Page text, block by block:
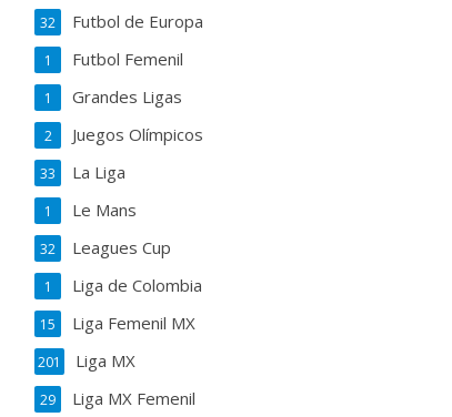
Futbol de Europa
32
Futbol Femenil
1
Grandes Ligas
1
Juegos Olímpicos
2
La Liga
33
Le Mans
1
Leagues Cup
32
Liga de Colombia
1
Liga Femenil MX
15
Liga MX
201
Liga MX Femenil
29